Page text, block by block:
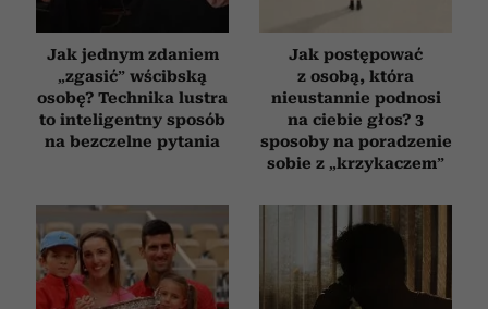
Jak jednym zdaniem
„zgasić” wścibską
osobę? Technika lustra
to inteligentny sposób
na bezczelne pytania
Jak postępować
z osobą, która
nieustannie podnosi
na ciebie głos? 3
sposoby na poradzenie
sobie z „krzykaczem”